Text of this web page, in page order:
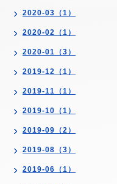
2020-03（1）
2020-02（1）
2020-01（3）
2019-12（1）
2019-11（1）
2019-10（1）
2019-09（2）
2019-08（3）
2019-06（1）